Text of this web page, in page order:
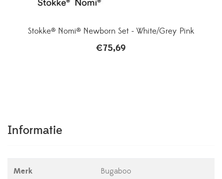
Stokke® Nomi® Newborn Set - White/Grey Pink
€75,69
Informatie
Merk Bugaboo